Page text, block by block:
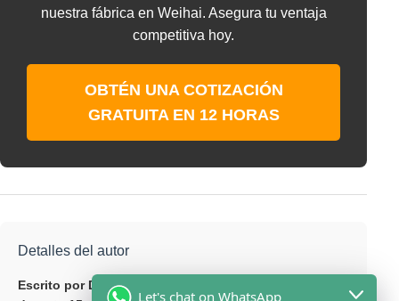
nuestra fábrica en Weihai. Asegura tu ventaja
competitiva hoy.
OBTÉN UNA COTIZACIÓN
GRATUITA EN 12 HORAS
Detalles del autor
Escrito por David Chen – Gerente de Exportaciones
Let's chat on WhatsApp